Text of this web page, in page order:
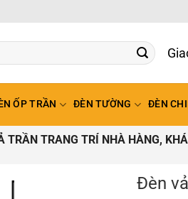
ỐP TRẦN ĐÈN TƯỜNG ĐÈN
TRẦN TRANG TRÍ NHÀ HÀNG,
Đèn